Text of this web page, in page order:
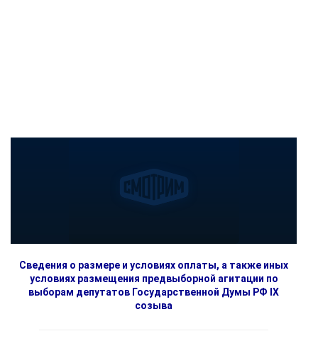
Сведения о размере и условиях оплаты, а также иных
условиях размещения предвыборной агитации по
выборам депутатов Государственной Думы РФ IX
созыва